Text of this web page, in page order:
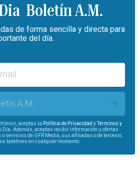
Boletín A.M.
de forma sencilla y directa para
del día.
A.M.
aceptas la Política de Privacidad yTérminos y
Día. Además, aceptas recibir información u ofertas
servicios de GFR Media, sus afiliadas o de terceros.
boletines en cualquier momento.